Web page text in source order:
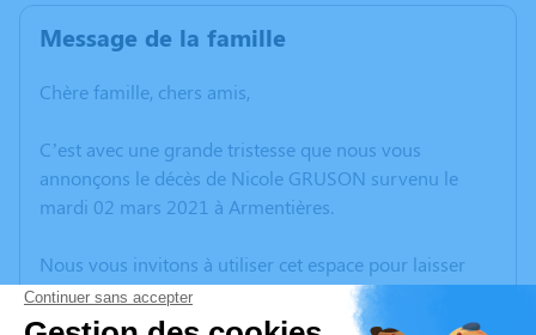
Message de la famille
Chère famille, chers amis,
C’est avec une grande tristesse que nous vous
annonçons le décès de Nicole GRUSON survenu le
mardi 02 mars 2021 à Armentières.
Nous vous invitons à utiliser cet espace pour laisser
vos condoléances, partager des photos souvenirs, une
anecdote ou exprimer vos pensées à travers des